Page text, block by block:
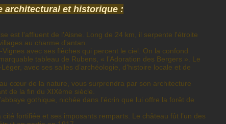
architectural et historique :
est l'affluent de l'Aisne. Long de 24 km, il serpente l'étroite
au charme d'antan.
Vignes avec ses flèches qui percent le ciel. On la confond
tableau de Rubens, « l’Adoration des Bergers ». Le
avec ses salles d’archéologie, d'histoire locale et de
cœur de la nature, vous surprendra par son architecture
de la fin du XIXème siècle.
gothique, nichée dans l’écrin que lui offre la forêt de
cité fortifiée et ses imposants remparts. Le château fût l’un des